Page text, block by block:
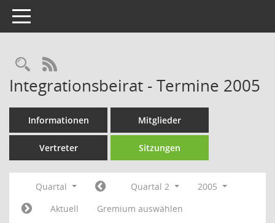
Toggle navigation
Rechercheauswahl
RSS-Feed
Integrationsbeirat - Termine 2005
Informationen Mitglieder
Vertreter Sitzungen
Quartal Quartal 2
2005
Aktuell
Gremium auswählen